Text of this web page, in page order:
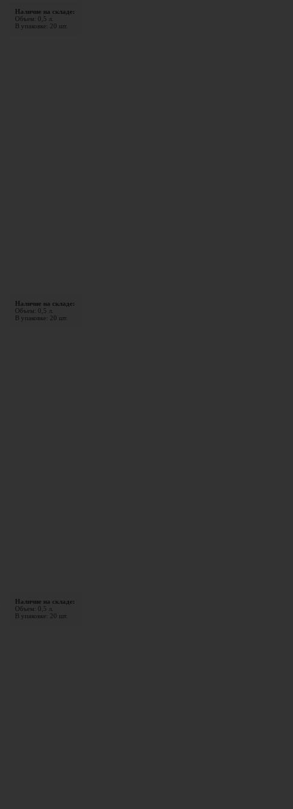
Наличие на складе:
Объем: 0,5 л.
В упаковке: 20 шт.
Наличие на складе:
Объем: 0,5 л.
В упаковке: 20 шт.
Наличие на складе:
Объем: 0,5 л.
В упаковке: 20 шт.